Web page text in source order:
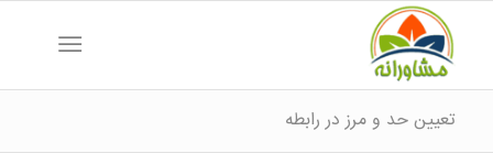
تعیین حد و مرز در رابطه